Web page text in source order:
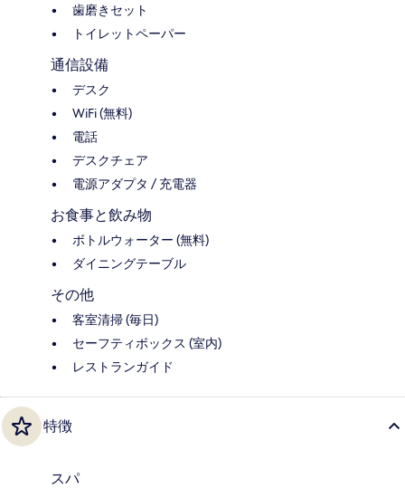
歯磨きセット
トイレットペーパー
通信設備
デスク
WiFi (無料)
電話
デスクチェア
電源アダプタ / 充電器
お食事と飲み物
ボトルウォーター (無料)
ダイニングテーブル
その他
客室清掃 (毎日)
セーフティボックス (室内)
レストランガイド
特徴
スパ